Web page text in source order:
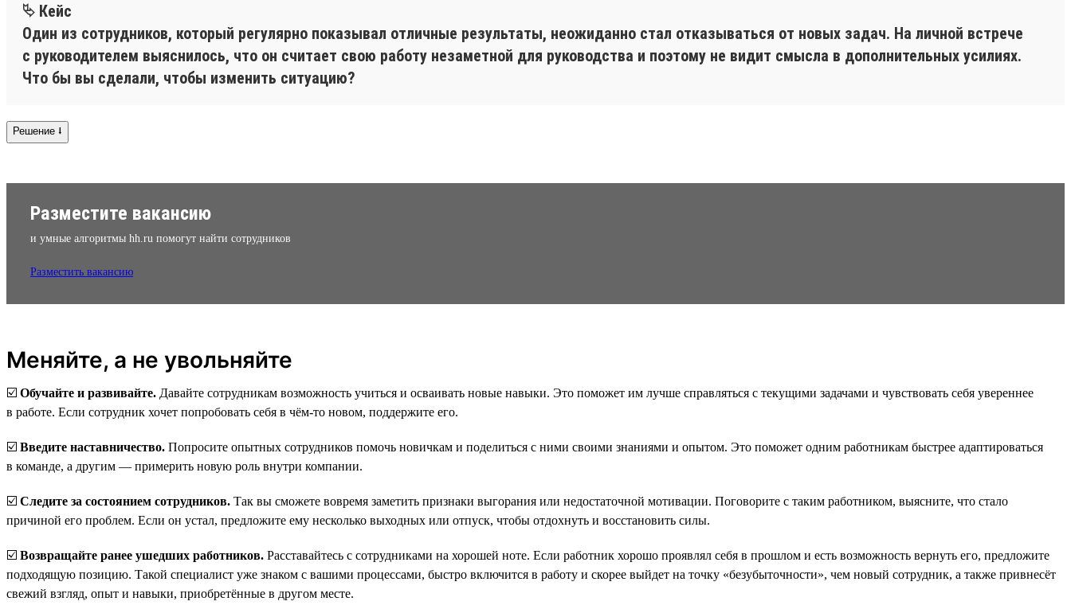
⮱ Кейс
Один из сотрудников, который регулярно показывал отличные результаты, неожиданно стал отказываться от новых задач. На личной встрече
с руководителем выяснилось, что он считает свою работу незаметной для руководства и поэтому не видит смысла в дополнительных усилиях.
Что бы вы сделали, чтобы изменить ситуацию?
Решение ⭣
Разместите вакансию
и умные алгоритмы hh.ru помогут найти сотрудников
Разместить вакансию
Меняйте, а не увольняйте
☑️ Обучайте и развивайте. Давайте сотрудникам возможность учиться и осваивать новые навыки. Это поможет им лучше справляться с текущими задачами и чувствовать себя увереннее
в работе. Если сотрудник хочет попробовать себя в чём-то новом, поддержите его.
☑️ Введите наставничество. Попросите опытных сотрудников помочь новичкам и поделиться с ними своими знаниями и опытом. Это поможет одним работникам быстрее адаптироваться
в команде, а другим — примерить новую роль внутри компании.
☑️ Следите за состоянием сотрудников. Так вы сможете вовремя заметить признаки выгорания или недостаточной мотивации. Поговорите с таким работником, выясните, что стало
причиной его проблем. Если он устал, предложите ему несколько выходных или отпуск, чтобы отдохнуть и восстановить силы.
☑️ Возвращайте ранее ушедших работников. Расставайтесь с сотрудниками на хорошей ноте. Если работник хорошо проявлял себя в прошлом и есть возможность вернуть его, предложите
подходящую позицию. Такой специалист уже знаком с вашими процессами, быстро включится в работу и скорее выйдет на точку «безубыточности», чем новый сотрудник, а также привнесёт
свежий взгляд, опыт и навыки, приобретённые в другом месте.